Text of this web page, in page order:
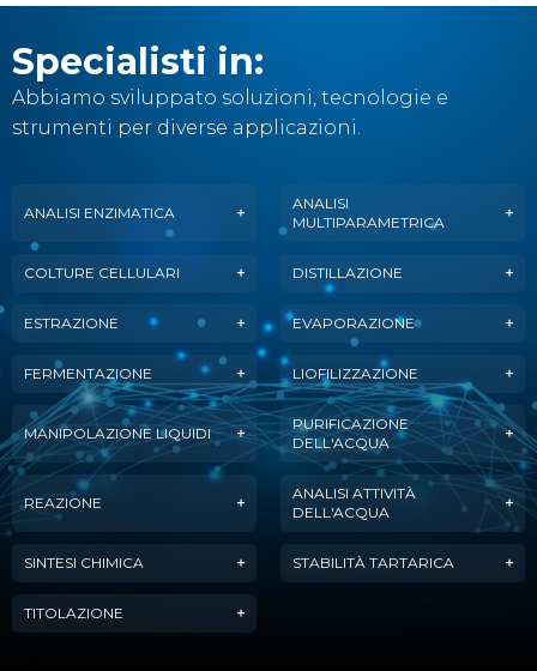
Specialisti in:
Abbiamo sviluppato soluzioni, tecnologie e
strumenti per diverse applicazioni.
ANALISI ENZIMATICA
ANALISI
MULTIPARAMETRICA
COLTURE CELLULARI DISTILLAZIONE
ESTRAZIONE EVAPORAZIONE
FERMENTAZIONE LIOFILIZZAZIONE
MANIPOLAZIONE LIQUIDI
PURIFICAZIONE
DELL'ACQUA
REAZIONE
ANALISI ATTIVITÀ
DELL'ACQUA
SINTESI CHIMICA STABILITÀ TARTARICA
TITOLAZIONE